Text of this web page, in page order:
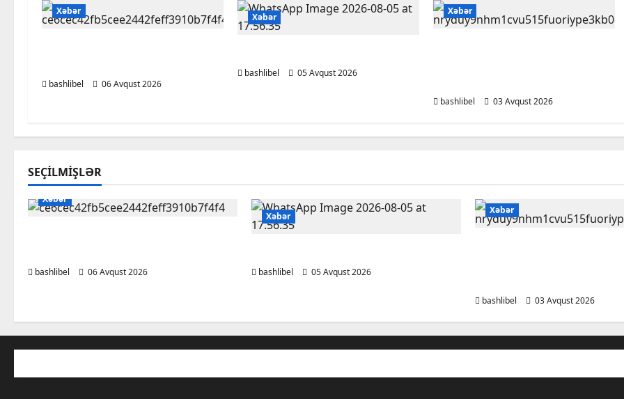
Xəbər
bashlibel 06 Avqust 2026
Xəbər
bashlibel 05 Avqust 2026
Xəbər
bashlibel 03 Avqust 2026
SEÇILMIŞLƏR
Xəbər
bashlibel 06 Avqust 2026
Xəbər
bashlibel 05 Avqust 2026
Xəbər
bashlibel 03 Avqust 2026